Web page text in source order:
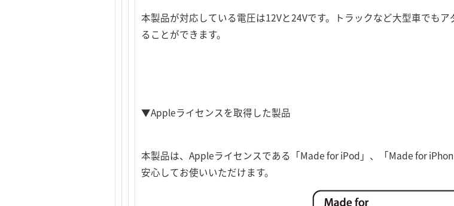
本製品が対応している電圧は12Vと24Vです。トラックなど大型車でも
ることができます。
▼Appleライセンスを取得した製品
本製品は、Appleライセンスである「Made for iPod」、「Made for
安心してお使いいただけます。